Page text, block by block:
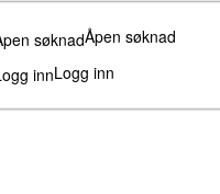
Åpen søknad
Logg inn